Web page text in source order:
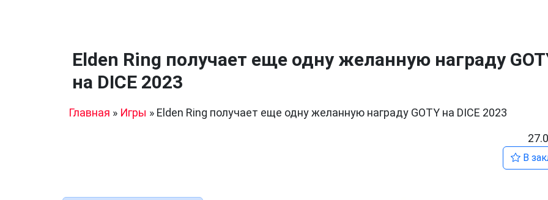
Elden Ring получает еще одну желанную награду
на DICE 2023
Главная » Игры » Elden Ring получает еще одну желанную награду GOTY на DICE 2023
В